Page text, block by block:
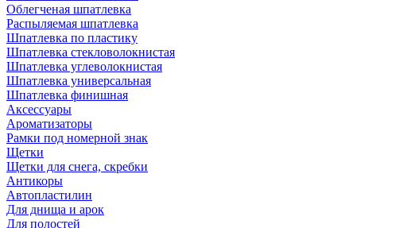
Облегченая шпатлевка
Распыляемая шпатлевка
Шпатлевка по пластику
Шпатлевка стекловолокнистая
Шпатлевка углеволокнистая
Шпатлевка универсальная
Шпатлевка финишная
Аксессуары
Ароматизаторы
Рамки под номерной знак
Щетки
Щетки для снега, скребки
Антикоры
Автопластилин
Для днища и арок
Для полостей